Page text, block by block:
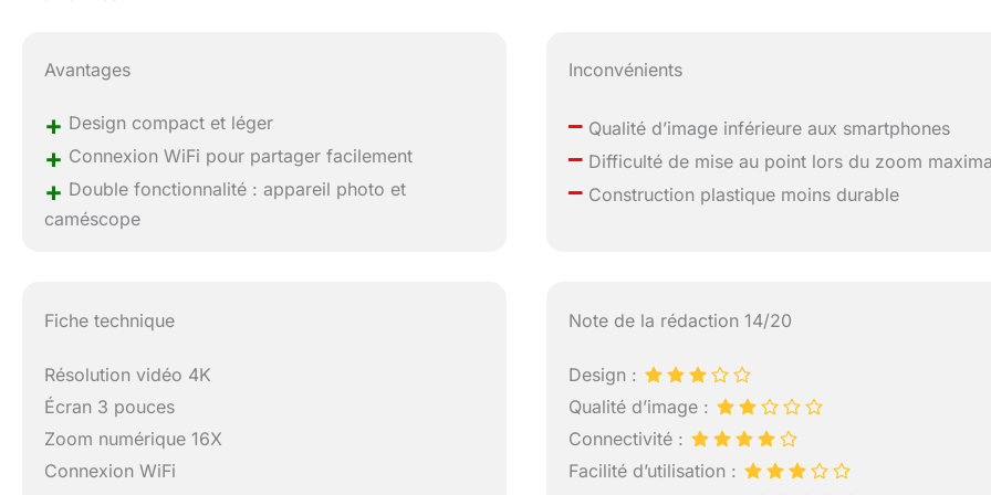
Avantages
+ Design compact et léger
+ Connexion WiFi pour partager facilement
+ Double fonctionnalité : appareil photo et
caméscope
Inconvénients
– Qualité d’image inférieure aux smartphones
– Difficulté de mise au point lors du zoom
– Construction plastique moins durable
Fiche technique
Résolution vidéo 4K
Écran 3 pouces
Zoom numérique 16X
Connexion WiFi
Note de la rédaction 14/20
Design :
Qualité d’image :
Connectivité :
Facilité d’utilisation :